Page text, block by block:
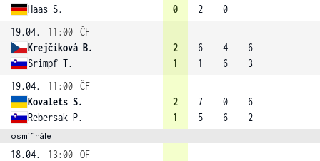
Haas S.
0
2
0
19.04.
11:00 ČF
Krejčíková B.
Srimpf T.
2
1
6
1
4
6
6
3
19.04.
11:00 ČF
Kovalets S.
Rebersak P.
2
1
7
5
0
6
6
2
osmifinále
18.04. 13:00 OF